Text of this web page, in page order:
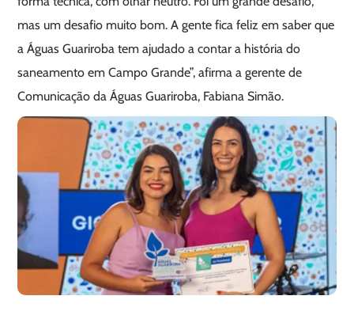
mas um desafio muito bom. A gente fica feliz em saber que
a Águas Guariroba tem ajudado a contar a história do
saneamento em Campo Grande”, afirma a gerente de
Comunicação da Águas Guariroba, Fabiana Simão.